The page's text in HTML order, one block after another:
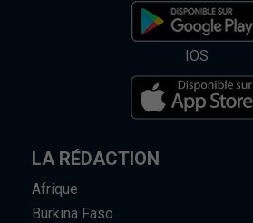
IOS
LA RÉDACTION
Afrique
Burkina Faso